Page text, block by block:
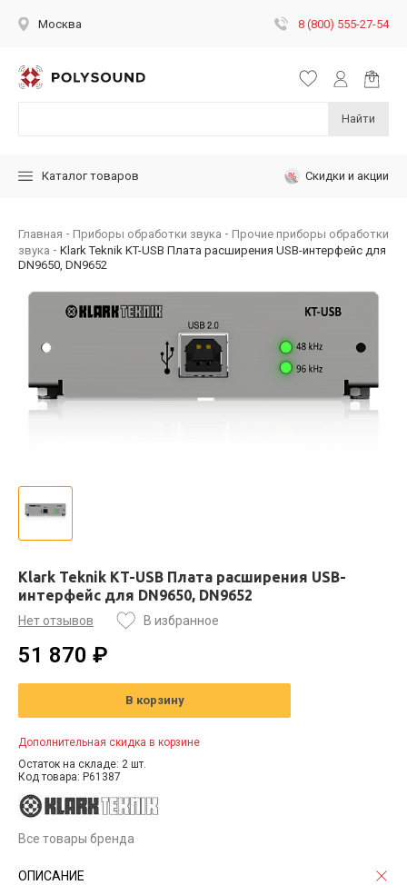
Москва 8 (800) 555-27-54
Найти
Каталог товаров Скидки и акции
Главная Приборы обработки звука
Прочие приборы обработки
звука
Klark Teknik KT-USB Плата расширения USB-интерфейс для
DN9650, DN9652
Klark Teknik KT-USB Плата расширения USB-
интерфейс для DN9650, DN9652
Нет отзывов В избранное
51 870 ₽
В корзину
Дополнительная скидка в корзине
Остаток на складе: 2 шт.
Код товара: P61387
Все товары бренда
ОПИСАНИЕ